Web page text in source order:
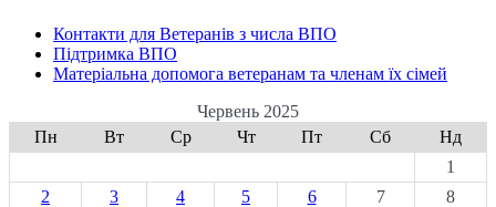
Контакти для Ветеранів з числа ВПО
Підтримка ВПО
Матеріальна допомога ветеранам та членам їх сімей
Червень 2025
Пн
Вт Ср Чт Пт Сб
Нд
1
2
3 4 5 6 7
8